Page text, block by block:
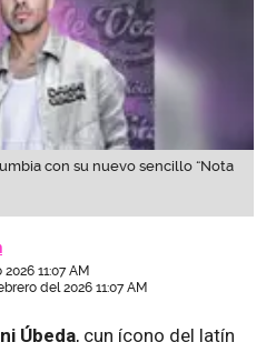
con su nuevo sencillo “Nota
11:07 AM
del 2026 11:07 AM
Úbeda, cun ícono del latín